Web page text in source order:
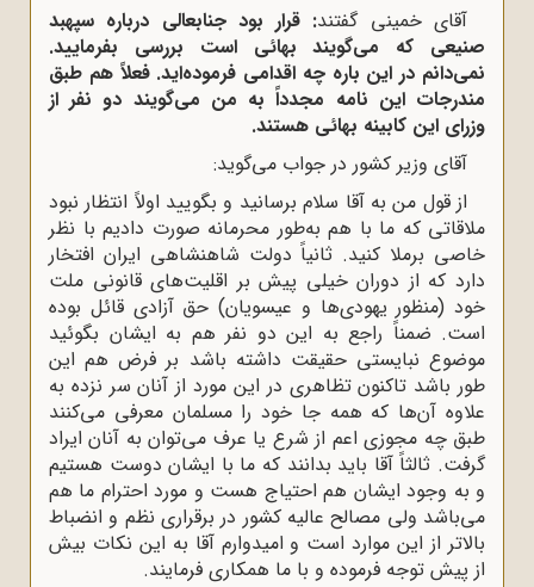
آقای خمینی گفتند: قرار بود جنابعالی درباره سپهبد
صنیعی که می‌گویند بهائی است بررسی بفرمایید.
نمی‌دانم در این باره چه اقدامی فرموده‌اید. فعلاً هم طبق
مندرجات این نامه مجدداً به من می‌گویند دو نفر از
وزرای این کابینه بهائی هستند.
آقای وزیر کشور در جواب می‌گوید:
از قول من به آقا سلام برسانید و بگویید اولاً انتظار نبود
ملاقاتی که ما با هم به‌طور محرمانه صورت دادیم با نظر
خاصی برملا کنید. ثانیاً دولت شاهنشاهی ایران افتخار
دارد که از دوران خیلی پیش بر اقلیت‌های قانونی ملت
خود (منظور یهودی‌ها و عیسویان) حق آزادی قائل بوده
است. ضمناً راجع به این دو نفر هم به ایشان بگوئید
موضوع نبایستی حقیقت داشته باشد بر فرض هم این
طور باشد تاکنون تظاهری در این مورد از آنان سر نزده به
علاوه آن‌ها که همه جا خود را مسلمان معرفی می‌کنند
طبق چه مجوزی اعم از شرع یا عرف می‌توان به آنان ایراد
گرفت. ثالثاً آقا باید بدانند که ما با ایشان دوست هستیم
و به وجود ایشان هم احتیاج هست و مورد احترام ما هم
می‌باشد ولی مصالح عالیه کشور در برقراری نظم و انضباط
بالاتر از این موارد است و امیدوارم آقا به این نکات بیش
از پیش توجه فرموده و با ما همکاری فرمایند.